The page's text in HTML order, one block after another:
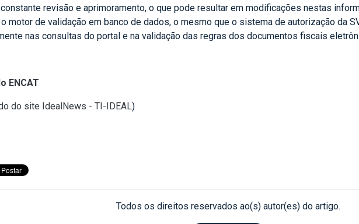
revisão e aprimoramento, o que pode resultar em modificações nestas
motor de validação em banco de dados, o mesmo que o sistema de autorização da
nas consultas do portal e na validação das regras dos documentos fiscais
ENCAT
do site IdealNews - TI-IDEAL)
Todos os direitos reservados ao(s) autor(es) do artigo.